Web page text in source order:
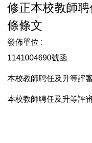
修正本校教師
條條文
發佈單位 :
1141004690號函
本校教師聘任及升等評
本校教師聘任及升等評